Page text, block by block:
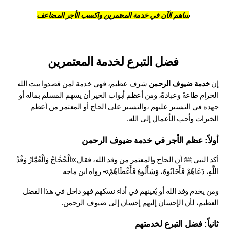
ساهم الآن في خدمة المعتمرين واكسب الأجر المضاعف
فضل التبرع لخدمة المعتمرين
خدمة ضيوف الرحمن
شرف عظيم، فهي خدمة لمن قصدوا بيت الله
الحرام طاعةً وعبادةً، ومن أعظم أبواب الخير أن يسهم المسلم بماله أو
جهده في التيسير عليهم ،والتيسير على الحاج أو المعتمر من أعظم
وأحب الأعمال إلى الله.
عظم الأجر في خدمة ضيوف الرحمن
أكد النبي ﷺ أن الحاج والمعتمر من وفد الله، فقال:«الْحُجَّاجُ وَالْعُمَّارُ وَفْدُ
دَعَاهُمْ فَأَجَابُوهُ، وَسَأَلُوهُ فَأَعْطَاهُمْ»- رواه ابن ماجه
ومن يخدم وفد الله أو يُعينهم في أداء نسكهم فهو داخل في هذا الفضل
لأن الإحسان إليهم إحسان إلى ضيوف الرحمن.
فضل التبرع لخدمتهم